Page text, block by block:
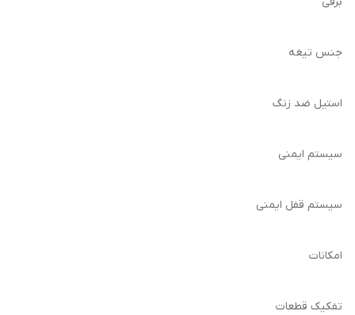
جنس تیغه
استیل ضد زنگ
سیستم ایمنی
سیستم قفل ایمنی
امکانات
تفکیک قطعات